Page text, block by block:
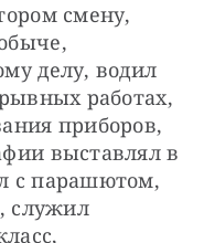
смену,
делу, водил
работах,
приборов,
выставлял в
с парашютом,
служил